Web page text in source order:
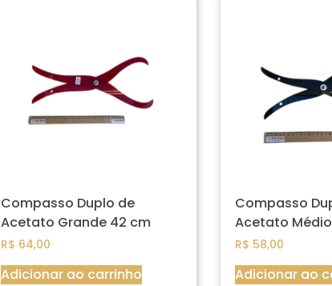
Compasso Duplo de
Acetato Grande 42 cm
R$ 64,00
Adicionar ao carrinho
Compasso
Acetato
R$ 58,00
Adicionar ao